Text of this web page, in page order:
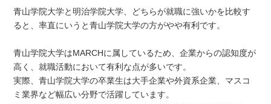
青山学院大学と明治学院大学、どちらが就職に強いかを比較す
ると、率直にいうと青山学院大学の方がやや有利です。
青山学院大学はMARCHに属しているため、企業からの認知度が
高く、就職活動において有利な点が多いです。
実際、青山学院大学の卒業生は大手企業や外資系企業、マスコ
ミ業界など幅広い分野で活躍しています。